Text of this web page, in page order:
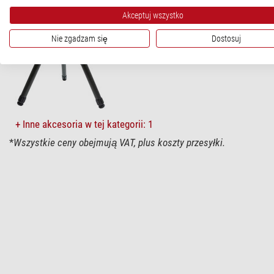
System GoTo
Wyposażenie
Statyw
Lunetka biegunowa
Pozostałe
iOptron Statyw
$ 510,00*
+ Inne akcesoria w tej kategorii: 1
*Wszystkie ceny obejmują VAT, plus koszty przesyłki.
Akceptuj wszystko
Nie zgadzam się Dostosuj